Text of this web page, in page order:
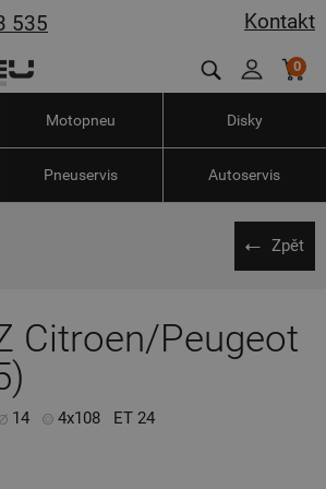
Kontakt
535
0
Motopneu Disky
Pneuservis Autoservis
Zpět
Citroen/Peugeot
14 4x108 ET 24